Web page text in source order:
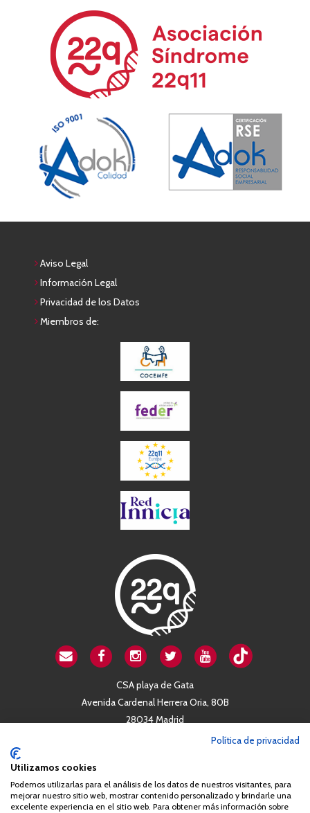
Aviso Legal
Información Legal
Privacidad de los Datos
Miembros de:
CSA playa de Gata
Avenida Cardenal Herrera Oria, 80B
28034 Madrid
distribución de la totalidad o parte de los contenidos del sitio web
Política de privacidad
Utilizamos cookies
Podemos utilizarlas para el análisis de los datos de nuestros visitantes, para
mejorar nuestro sitio web, mostrar contenido personalizado y brindarle una
excelente experiencia en el sitio web. Para obtener más información sobre